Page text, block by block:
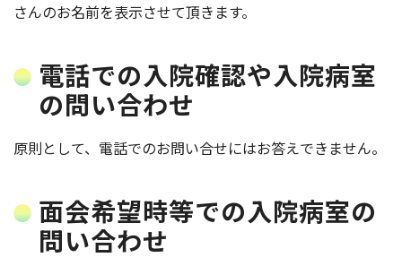
さんのお名前を表示させて頂きます。
電話での入院確認や入院病室
の問い合わせ
原則として、電話でのお問い合せにはお答えできません。
面会希望時等での入院病室の
問い合わせ